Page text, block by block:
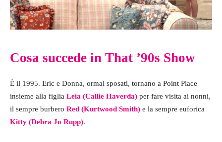
Cosa succede in That ’90s Show
È il 1995. Eric e Donna, ormai sposati, tornano a Point Place
insieme alla figlia Leia (Callie Haverda) per fare visita ai nonni,
il sempre burbero Red (Kurtwood Smith) e la sempre euforica
Kitty (Debra Jo Rupp).